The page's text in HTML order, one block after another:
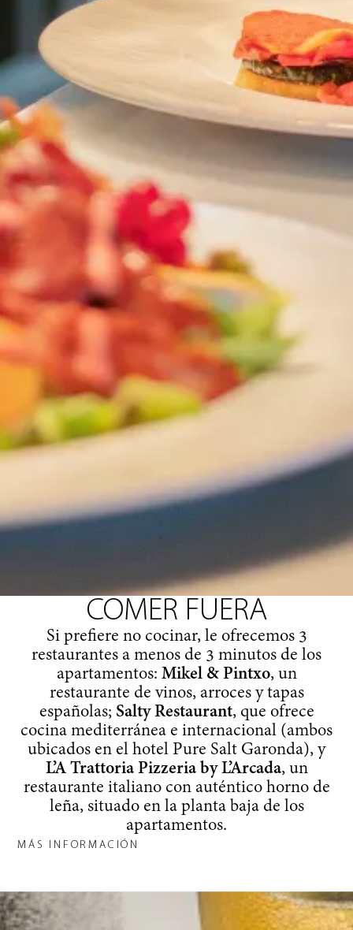
COMER FUERA
Si prefiere no cocinar, le ofrecemos 3
restaurantes a menos de 3 minutos de los
apartamentos: Mikel & Pintxo, un
restaurante de vinos, arroces y tapas
españolas; Salty Restaurant, que ofrece
cocina mediterránea e internacional (ambos
ubicados en el hotel Pure Salt Garonda), y
L’A Trattoria Pizzeria by L’Arcada, un
restaurante italiano con auténtico horno de
leña, situado en la planta baja de los
apartamentos.
MÁS INFORMACIÓN